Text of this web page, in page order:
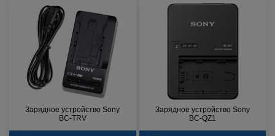
Зарядное устройство Sony
BC-TRV
Зарядное устройство Sony
BC-QZ1